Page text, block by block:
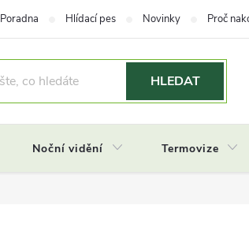
Poradna Hlídací pes Novinky Proč
HLEDAT
Noční vidění Termovize